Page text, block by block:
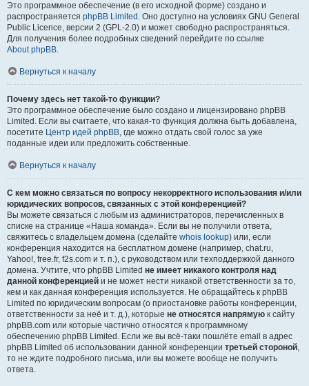
Это программное обеспечение (в его исходной форме) создано и
распространяется phpBB Limited . Оно доступно на условиях GNU General
Public Licence, версии 2 (GPL-2.0) и может свободно распространяться.
Для получения более подробных сведений перейдите по ссылке
About phpBB.
Вернуться к началу
Почему здесь нет такой-то функции?
Это программное обеспечение было создано и лицензировано phpBB
Limited. Если вы считаете, что какая-то функция должна быть добавлена,
посетите Центр идей phpBB, где можно отдать свой голос за уже
поданные идеи или предложить собственные.
Вернуться к началу
С кем можно связаться по вопросу некорректного использования и/или
юридических вопросов, связанных с этой конференцией?
Вы можете связаться с любым из администраторов, перечисленных в
списке на странице «Наша команда». Если вы не получили ответа,
свяжитесь с владельцем домена (сделайте whois lookup) или, если
конференция находится на бесплатном домене (например, chat.ru,
Yahoo!, free.fr, f2s.com и т. п.), с руководством или техподдержкой данного
домена. Учтите, что phpBB Limited не имеет никакого контроля над
данной конференцией и не может нести никакой ответственности за то,
кем и как данная конференция используется. Не обращайтесь к phpBB
Limited по юридическим вопросам (о приостановке работы конференции,
ответственности за неё и т. д.), которые не относятся напрямую к сайту
phpBB.com или которые частично относятся к программному
обеспечению phpBB Limited. Если же вы всё-таки пошлёте email в адрес
phpBB Limited об использовании данной конференции третьей стороной,
то не ждите подробного письма, или вы можете вообще не получить
ответа.